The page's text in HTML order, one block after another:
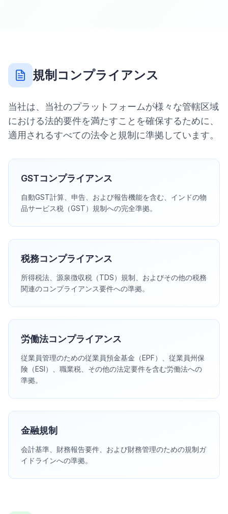
規制コンプライアンス
当社は、当社のプラットフォームが様々な管轄区域
における法的要件を満たすことを確保するために、
適用されるすべての法令と規制に準拠しています。
GSTコンプライアンス
自動GST計算、申告、および報告機能を含む、インドの物
品サービス税（GST）規制への完全準拠。
税務コンプライアンス
所得税法、源泉徴収税（TDS）規制、およびその他の税務
関連のコンプライアンス要件への準拠。
労働法コンプライアンス
従業員管理のための従業員預金基金（EPF）、従業員州保
険（ESI）、職業税、その他の法定要件を含む労働法への
準拠。
金融規制
会計基準、財務報告要件、および財務管理のための規制ガ
イドラインへの準拠。